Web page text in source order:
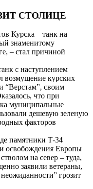
СТОЛИЦЕ
Курска – танк на
знаменитому
– стал причиной
с наступлением
возмущение курских
“Верстам”, своим
что при
муниципальные
дешевую зеленую
факторов
памятники Т-34
освобождения Европы
на север – туда,
заявили ветераны,
грозит